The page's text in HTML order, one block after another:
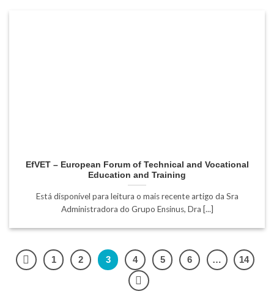
EfVET – European Forum of Technical and Vocational
Education and Training
Está disponível para leitura o mais recente artigo da Sra
Administradora do Grupo Ensinus, Dra [...]
1 2 3 4 5 6 … 14